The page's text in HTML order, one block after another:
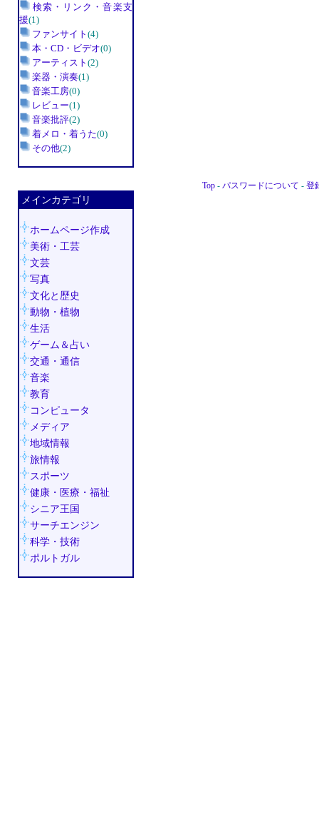
検索・リンク・音楽支
援(1)
ファンサイト (4)
本・CD・ビデオ(0)
アーティスト (2)
楽器・演奏(1)
音楽工房(0)
レビュー(1)
音楽批評(2)
着メロ・着うた(0)
その他(2)
メインカテゴリ
ホームページ作成
美術・工芸
文芸
写真
文化と歴史
動物・植物
生活
ゲーム＆占い
交通・通信
音楽
教育
コンピュータ
メディア
地域情報
旅情報
スポーツ
健康・医療・福祉
シニア王国
サーチエンジン
科学・技術
ポルトガル
Top- パスワードについて - 登